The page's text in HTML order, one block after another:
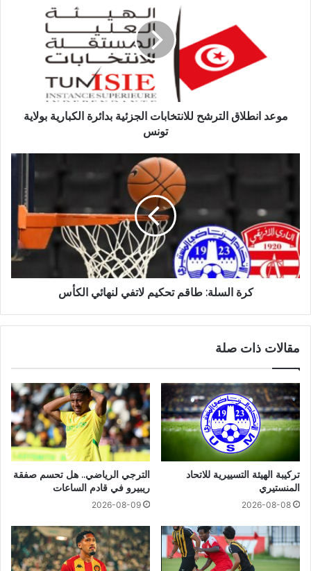
موعد انطلاق الترشح للانتخابات الجزئية بدائرة الكبارية بولاية
تونس
كرة السلة: طاقم تحكيم لاتفي لنهائي الكأس
مقالات ذات صلة
تركيبة الهيئة التسييرية للاتحاد
المنستيري
2026-08-08
الترجي الرياضي.. هل تحسم صفقة
ريبيرو في قادم الساعات
2026-08-09